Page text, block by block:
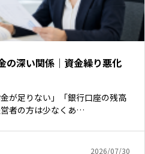
の深い関係｜資金繰り悪化
が足りない」「銀行口座の残高
者の方は少なくあ…
2026/07/30